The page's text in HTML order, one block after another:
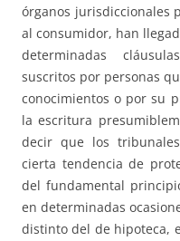
órganos jurisdiccionales
al consumidor, han
determinadas
suscritos por personas
conocimientos o por su
la escritura
decir que los
cierta tendencia de
del fundamental
en determinadas
distinto del de hipoteca,